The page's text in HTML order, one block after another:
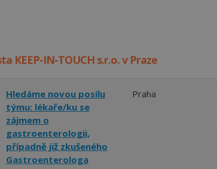
KEEP-IN-TOUCH s.r.o. v Praze
Hledáme novou posilu
týmu: lékaře/ku se
zájmem o
gastroenterologii,
případně již zkušeného
Gastroenterologa
Praha